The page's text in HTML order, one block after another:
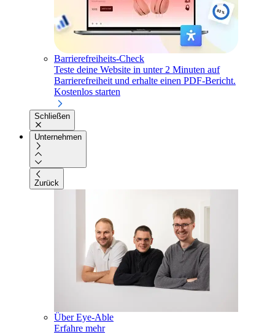
Barrierefreiheits-Check
Teste deine Website in unter 2 Minuten auf
Barrierefreiheit und erhalte einen PDF-Bericht.
Kostenlos starten
Schließen
Unternehmen
Zurück
Über Eye-Able
Erfahre mehr